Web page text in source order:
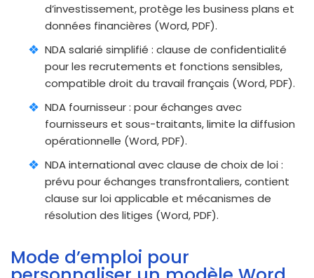
d’investissement, protège les business plans et
données financières (Word, PDF).
NDA salarié simplifié : clause de confidentialité
pour les recrutements et fonctions sensibles,
compatible droit du travail français (Word, PDF).
NDA fournisseur : pour échanges avec
fournisseurs et sous-traitants, limite la diffusion
opérationnelle (Word, PDF).
NDA international avec clause de choix de loi :
prévu pour échanges transfrontaliers, contient
clause sur loi applicable et mécanismes de
résolution des litiges (Word, PDF).
Mode d’emploi pour